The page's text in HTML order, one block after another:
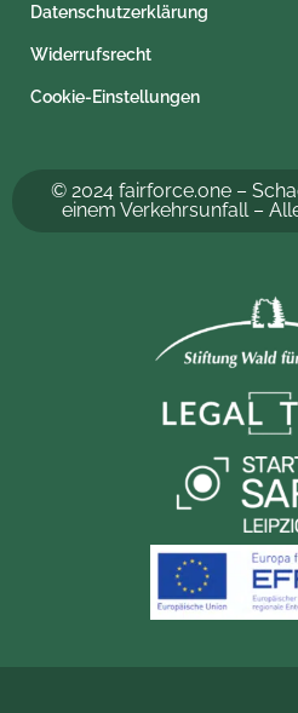
Datenschutzerklärung
Widerrufsrecht
Cookie-Einstellungen
© 2024 fairforce.one –
einem Verkehrsunfall –